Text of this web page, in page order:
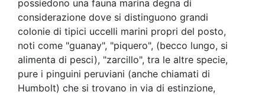
possiedono una fauna marina degna di
considerazione dove si distinguono grandi
colonie di tipici uccelli marini propri del posto,
noti come "guanay", "piquero", (becco lungo, si
alimenta di pesci), "zarcillo", tra le altre specie,
pure i pinguini peruviani (anche chiamati di
Humbolt) che si trovano in via di estinzione,